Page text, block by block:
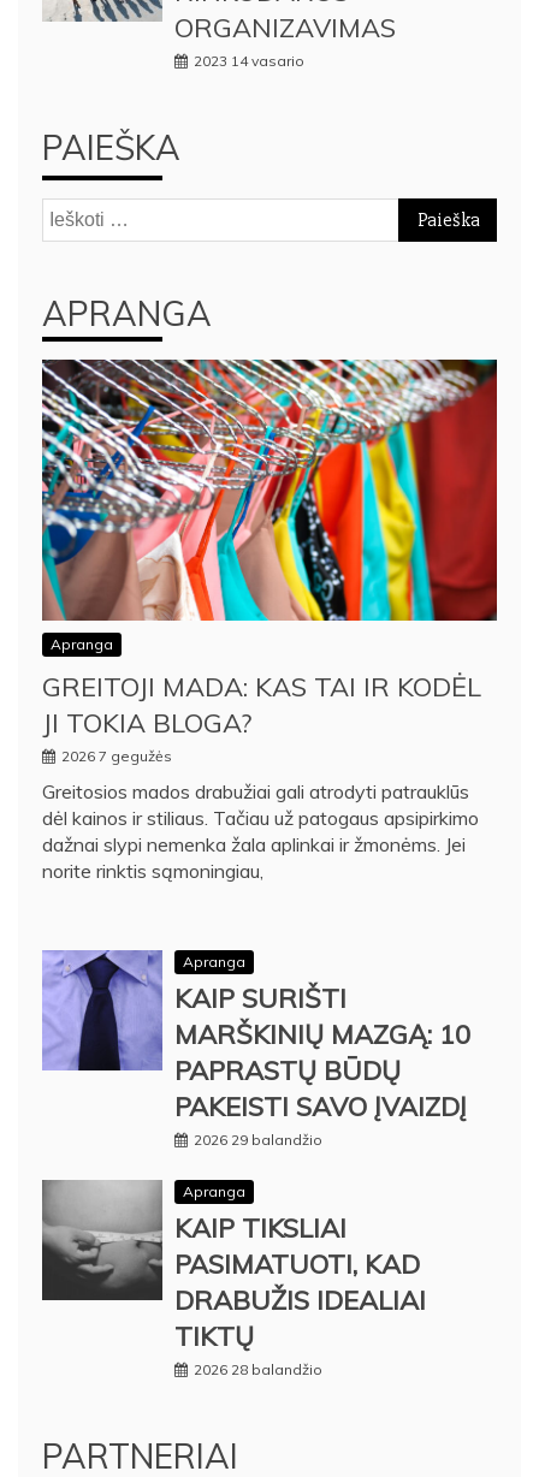
ORGANIZAVIMAS
2023 14 vasario
PAIEŠKA
Ieškoti:
APRANGA
Apranga
GREITOJI MADA: KAS TAI IR KODĖL
JI TOKIA BLOGA?
2026 7 gegužės
Greitosios mados drabužiai gali atrodyti patrauklūs
dėl kainos ir stiliaus. Tačiau už patogaus apsipirkimo
dažnai slypi nemenka žala aplinkai ir žmonėms. Jei
norite rinktis sąmoningiau,
Apranga
KAIP SURIŠTI
MARŠKINIŲ MAZGĄ: 10
PAPRASTŲ BŪDŲ
PAKEISTI SAVO ĮVAIZDĮ
2026 29 balandžio
Apranga
KAIP TIKSLIAI
PASIMATUOTI, KAD
DRABUŽIS IDEALIAI
TIKTŲ
2026 28 balandžio
PARTNERIAI